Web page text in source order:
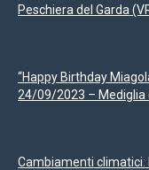
Peschiera del Garda
“Happy Birthday
24/09/2023 – Mediglia
Cambiamenti climatici: